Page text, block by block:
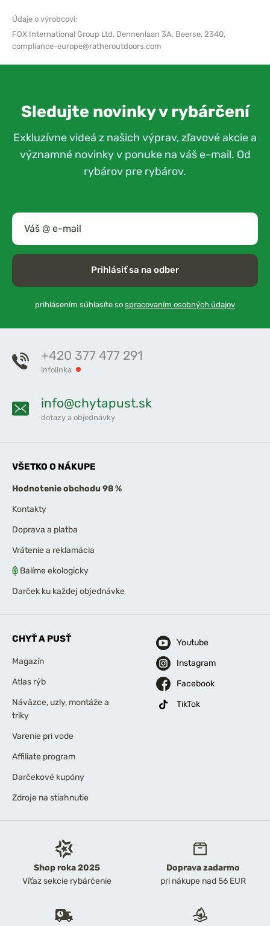
Údaje o výrobcovi:
FOX International Group Ltd, Dennenlaan 3A, Beerse, 2340,
compliance-europe@ratheroutdoors.com
Sledujte novinky v rybárčení
Exkluzívne videá z našich výprav, zľavové akcie a
významné novinky v ponuke na váš e-mail. Od
rybárov pre rybárov.
Prihlásiť sa na odber
prihlásením súhlasíte so spracovaním osobných údajov
Shop roka 2025
Víťaz sekcie rybárčenie
Doprava zadarmo
pri nákupe nad 56 EUR
+420 377 477 291
infolinka
info@chytapust.sk
dotazy a objednávky
VŠETKO O NÁKUPE
Hodnotenie obchodu 98 %
Kontakty
Doprava a platba
Vrátenie a reklamácia
Balíme ekologicky
Darček ku každej objednávke
CHYŤ A PUSŤ
Magazín
Atlas rýb
Náväzce, uzly, montáže a
triky
Varenie pri vode
Affiliate program
Darčekové kupóny
Zdroje na stiahnutie
Youtube
Instagram
Facebook
TikTok